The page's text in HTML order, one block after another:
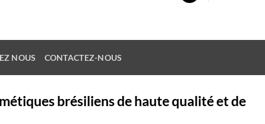
NOUS CONTACTEZ-NOUS
brésiliens de haute qualité et de